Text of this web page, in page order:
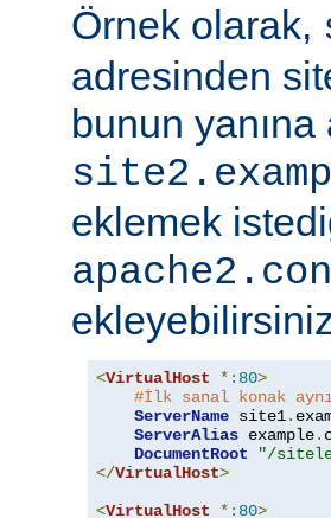
Örnek olarak,
adresinden
bunun
eklemek
<VirtualHost *: 80>
#İlk sanal konak
ServerName site1.
ServerAlias example.
DocumentRoot
"/
</VirtualHost>
<VirtualHost *: 80>